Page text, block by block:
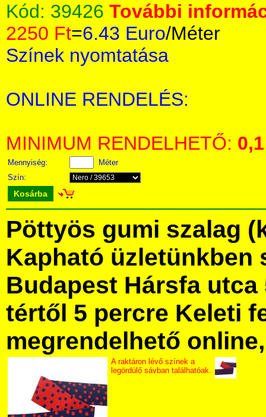
Kód: 39426 További
2250 Ft=6.43 Euro/Méter
Színek nyomtatása
ONLINE RENDELÉS:
MINIMUM RENDELHETŐ: 0,1
Mennyiség:
Méter
Szín:
Kosárba
Pöttyös gumi szalag
Kapható üzletünkben
Budapest Hársfa utca
tértől 5 percre Keleti
megrendelhető
A raktáron lévő színek a
legördülő sávban találhatóak.